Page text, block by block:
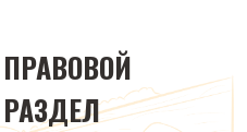
ПРАВОВОЙ
РАЗДЕЛ